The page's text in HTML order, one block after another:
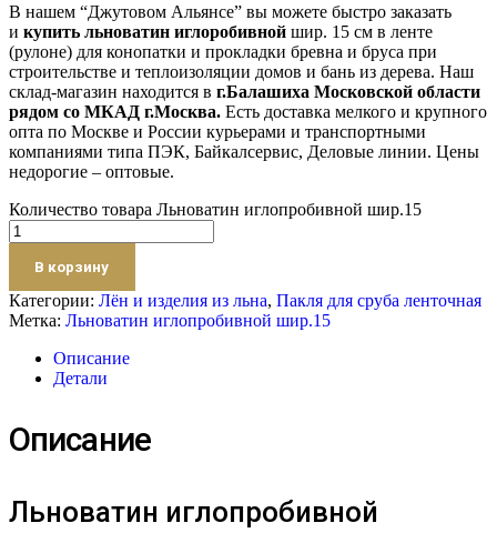
В нашем “Джутовом Альянсе” вы можете быстро заказать
и купить льноватин иглоробивной шир. 15 см в ленте
(рулоне) для конопатки и прокладки бревна и бруса при
строительстве и теплоизоляции домов и бань из дерева. Наш
склад-магазин находится в г.Балашиха Московской области
рядом со МКАД г.Москва. Есть доставка мелкого и крупного
опта по Москве и России курьерами и транспортными
компаниями типа ПЭК, Байкалсервис, Деловые линии. Цены
недорогие – оптовые.
Количество товара Льноватин иглопробивной шир.15
В корзину
Категории: Лён и изделия из льна, Пакля для сруба ленточная
Метка: Льноватин иглопробивной шир.15
Описание
Детали
Описание
Льноватин иглопробивной